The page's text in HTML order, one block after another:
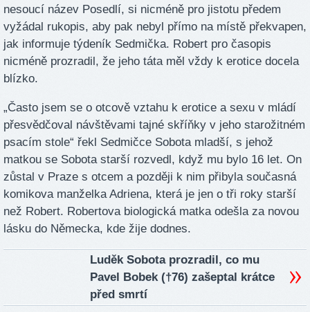
nesoucí název Posedlí, si nicméně pro jistotu předem
vyžádal rukopis, aby pak nebyl přímo na místě překvapen,
jak informuje týdeník Sedmička. Robert pro časopis
nicméně prozradil, že jeho táta měl vždy k erotice docela
blízko.
„Často jsem se o otcově vztahu k erotice a sexu v mládí
přesvědčoval návštěvami tajné skříňky v jeho starožitném
psacím stole“ řekl Sedmičce Sobota mladší, s jehož
matkou se Sobota starší rozvedl, když mu bylo 16 let. On
zůstal v Praze s otcem a později k nim přibyla současná
komikova manželka Adriena, která je jen o tři roky starší
než Robert. Robertova biologická matka odešla za novou
lásku do Německa, kde žije dodnes.
Luděk Sobota prozradil, co mu
Pavel Bobek (†76) zašeptal krátce
před smrtí